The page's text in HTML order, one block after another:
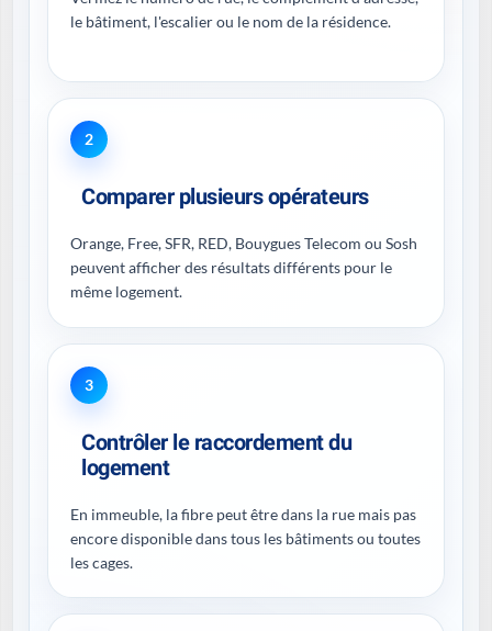
le bâtiment, l'escalier ou le nom de la résidence.
2
Comparer plusieurs opérateurs
Orange, Free, SFR, RED, Bouygues Telecom ou Sosh
peuvent afficher des résultats différents pour le
même logement.
3
Contrôler le raccordement du
logement
En immeuble, la fibre peut être dans la rue mais pas
encore disponible dans tous les bâtiments ou toutes
les cages.